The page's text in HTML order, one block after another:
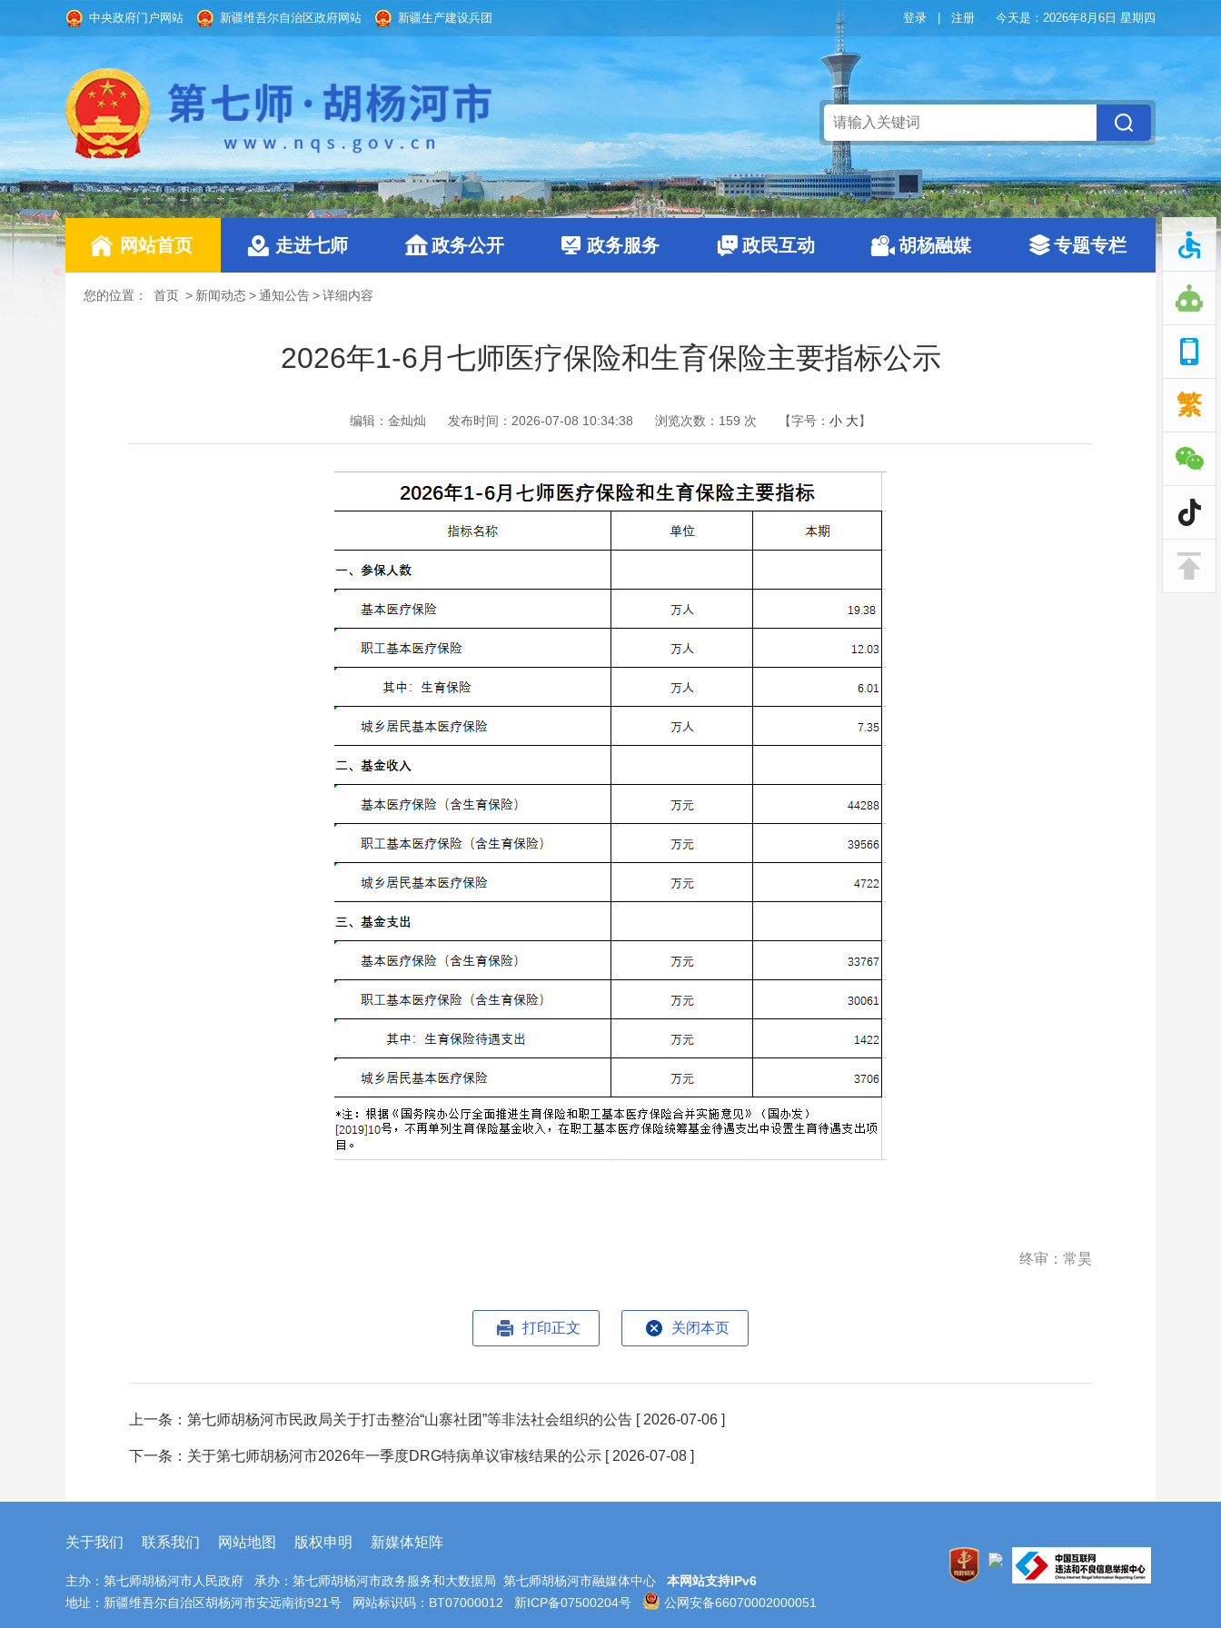
中央政府门户网站 新疆维吾尔自治区政府网站 新疆生产建设兵团 登录 注册 今天是： 2026年8月6日 星期四
网站首页 走进七师 政务公开 政务服务 政民互动 胡杨融媒 专题专栏
您的位置： 首页 > 新闻动态>通知公告>详细内容
2026年1-6月七师医疗保险和生育保险主要指标公示
编辑： 金灿灿 发布时间：2026-07-08 10:34:38 浏览次数： 159 次 【字号： 小 大】
终审：常昊
打印正文 关闭本页
上一条： 第七师胡杨河市民政局关于打击整治“山寨社团”等非法社会组织的公告 [ 2026-07-06 ]
下一条： 关于第七师胡杨河市2026年一季度DRG特病单议审核结果的公示 [ 2026-07-08 ]
关于我们 联系我们 网站地图 版权申明 新媒体矩阵
主办：第七师胡杨河市人民政府 承办：第七师胡杨河市政务服务和大数据局 第七师胡杨河市融媒体中心 本网站支持IPv6
地址：新疆维吾尔自治区胡杨河市安远南街921号 网站标识码：BT07000012 新ICP备07500204号 公网安备66070002000051
繁